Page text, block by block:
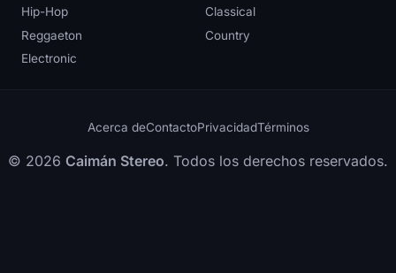
Hip-Hop
Classical
Reggaeton
Country
Electronic
Acerca deContactoPrivacidadTérminos
© 2026 Caimán Stereo. Todos los derechos reservados.